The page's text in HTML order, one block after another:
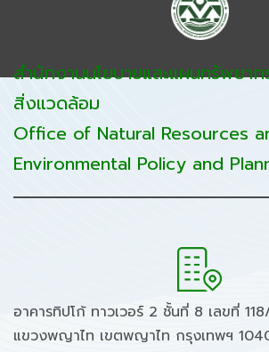
สำนักงานนโยบายและแผนทรัพยาก
สิ่งแวดล้อม
Office of Natural Resources
Environmental Policy and
อาคารทิปโก้ ทาวเวอร์ 2 ชั้นที่ 8 เลขที่
แขวงพญาไท เขตพญาไท กรุงเทพฯ